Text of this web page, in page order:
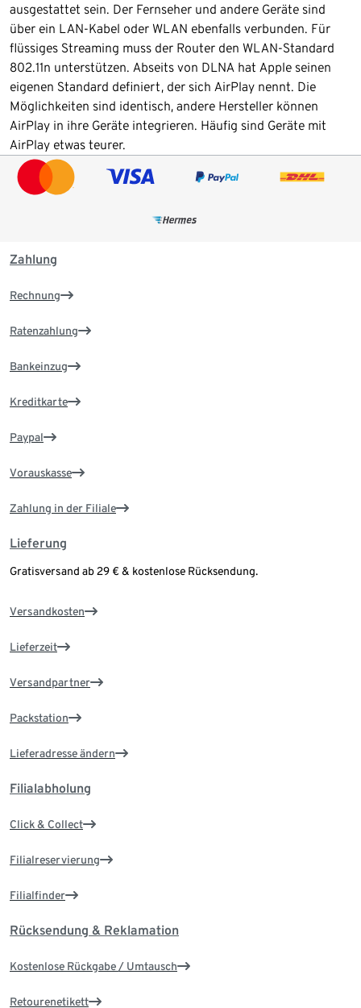
ausgestattet sein. Der Fernseher und andere Geräte sind
über ein LAN-Kabel oder WLAN ebenfalls verbunden. Für
flüssiges Streaming muss der Router den WLAN-Standard
802.11n unterstützen. Abseits von DLNA hat Apple seinen
eigenen Standard definiert, der sich AirPlay nennt. Die
Möglichkeiten sind identisch, andere Hersteller können
AirPlay in ihre Geräte integrieren. Häufig sind Geräte mit
AirPlay etwas teurer.
Zahlung
Rechnung
Ratenzahlung
Bankeinzug
Kreditkarte
Paypal
Vorauskasse
Zahlung in der Filiale
Lieferung
Gratisversand ab 29 € & kostenlose Rücksendung.
Versandkosten
Lieferzeit
Versandpartner
Packstation
Lieferadresse ändern
Filialabholung
Click & Collect
Filialreservierung
Filialfinder
Rücksendung & Reklamation
Kostenlose Rückgabe / Umtausch
Retourenetikett